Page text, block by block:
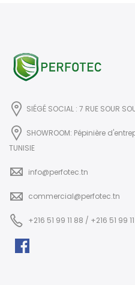
SIÉGÉ SOCIAL : 7 RUE SOUR
SHOWROOM: Pépinière
TUNISIE
info@perfotec.tn
commercial@perfotec.tn
+216 51 99 11 88 / +216 51 99